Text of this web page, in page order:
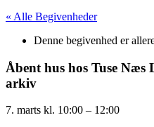
« Alle Begivenheder
Denne begivenhed er
Åbent hus hos Tuse
arkiv
7. marts kl. 10:00 – 12:00